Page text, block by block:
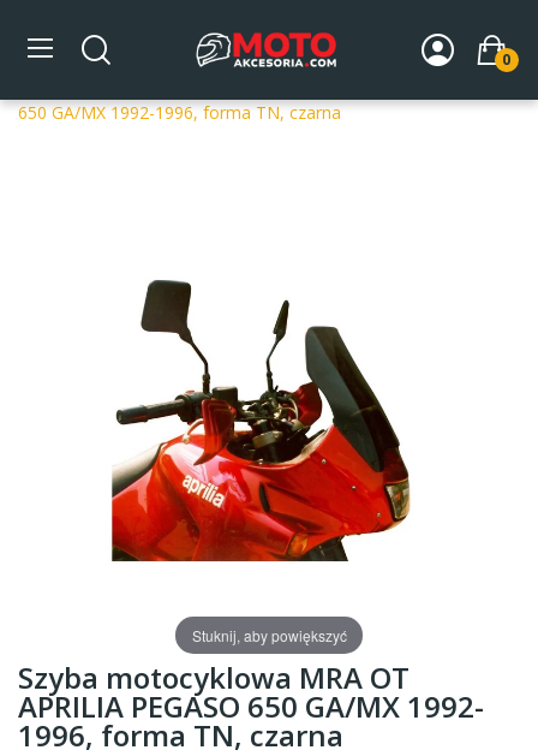
0
Strona główna DLA MOTOCYKLA Szyby
Szyby
650 GA/MX 1992-1996, forma TN, czarna
Stuknij, aby powiększyć
Szyba motocyklowa MRA OT
APRILIA PEGASO 650 GA/MX 1992-
1996, forma TN, czarna